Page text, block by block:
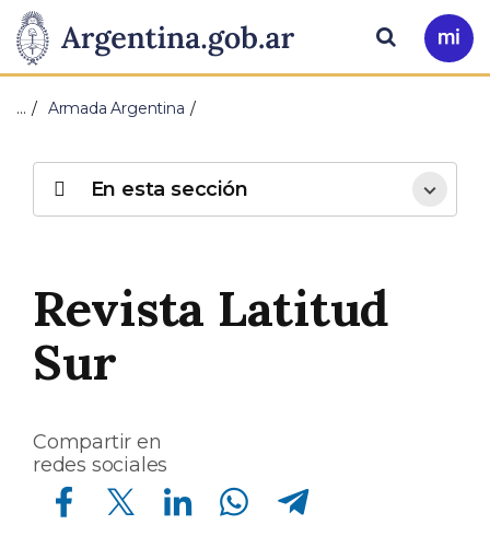
Presidencia
de
Nación
Pasar al contenido principal
Ir
a
Buscar
… Armada Argentina
Revista Latitud
Sur
Compartir en
redes sociales
Compartir en Facebook Compartir en Twitter Compartir en Linkedin Compartir en Whatsapp Compartir en Telegram
En esta sección